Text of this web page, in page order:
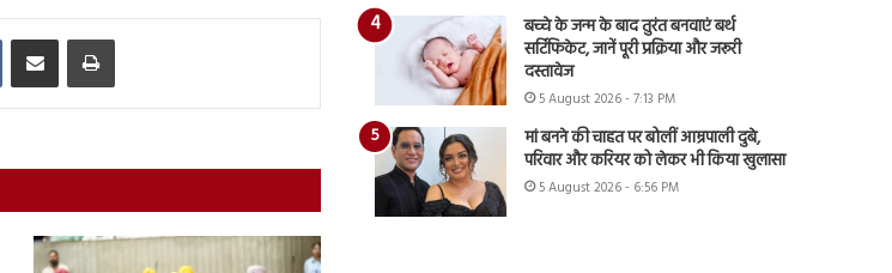
VKontakteShare via Email Print
बच्चे के जन्म के बाद तुरंत बनवाएं बर्थ
सर्टिफिकेट, जानें पूरी प्रक्रिया और जरूरी
दस्तावेज
5 August 2026 - 7:13 PM
मां बनने की चाहत पर बोलीं आम्रपाली दुबे,
परिवार और करियर को लेकर भी किया खुलासा
5 August 2026 - 6:56 PM